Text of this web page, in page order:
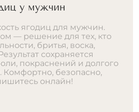
у мужчин
ягодиц для мужчин.
— решение для тех, кто
бритья, воска,
сохраняется
покраснений и долгого
Комфортно, безопасно,
онлайн!